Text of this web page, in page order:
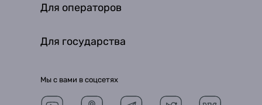
Для операторов
Для государства
Мы с вами в соцсетях